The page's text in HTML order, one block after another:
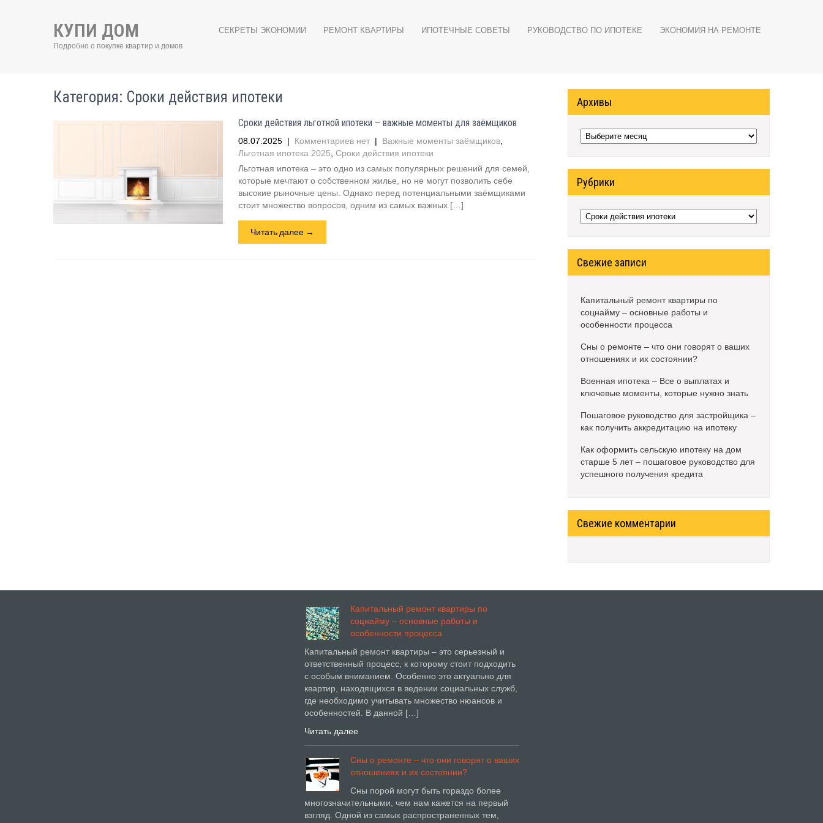
КУПИ ДОМ
Подробно о покупке квартир и домов
СЕКРЕТЫ ЭКОНОМИИ РЕМОНТ КВАРТИРЫ ИПОТЕЧНЫЕ СОВЕТЫ РУКОВОДСТВО ПО ИПОТЕКЕ ЭКОНОМИЯ НА РЕМОНТЕ
Категория: Сроки действия ипотеки
Сроки действия льготной ипотеки – важные моменты для заёмщиков
08.07.2025 | Комментариев нет | Важные моменты заёмщиков,
Льготная ипотека 2025 Сроки действия ипотеки
Льготная ипотека – это одно из самых популярных решений для семей,
которые мечтают о собственном жилье, но не могут позволить себе
высокие рыночные цены. Однако перед потенциальными заёмщиками
стоит множество вопросов, одним из самых важных […]
Читать далее →
Архивы
Архивы
Рубрики
Рубрики
Свежие записи
Капитальный ремонт квартиры по
соцнайму – основные работы и
особенности процесса
Сны о ремонте – что они говорят о ваших
отношениях и их состоянии?
Военная ипотека – Все о выплатах и
ключевые моменты, которые нужно знать
Пошаговое руководство для застройщика –
как получить аккредитацию на ипотеку
Как оформить сельскую ипотеку на дом
старше 5 лет – пошаговое руководство для
успешного получения кредита
Свежие комментарии
Капитальный ремонт квартиры по
соцнайму – основные работы и
особенности процесса
Капитальный ремонт квартиры – это серьезный и
ответственный процесс, к которому стоит подходить
с особым вниманием. Особенно это актуально для
квартир, находящихся в ведении социальных служб,
где необходимо учитывать множество нюансов и
особенностей. В данной […]
Читать далее
Сны о ремонте – что они говорят о ваших
отношениях и их состоянии?
Сны порой могут быть гораздо более
многозначительными, чем нам кажется на первый
взгляд. Одной из самых распространенных тем,